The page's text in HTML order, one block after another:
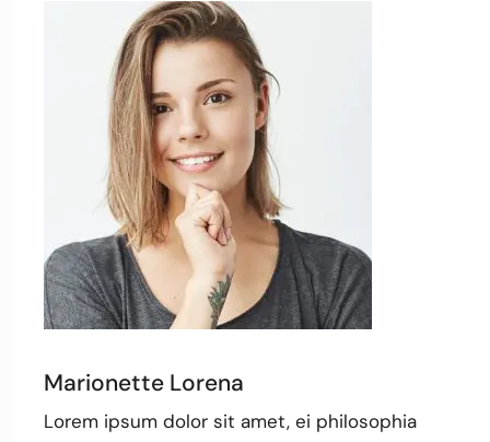
Marionette Lorena
Lorem ipsum dolor sit amet, ei philosophia